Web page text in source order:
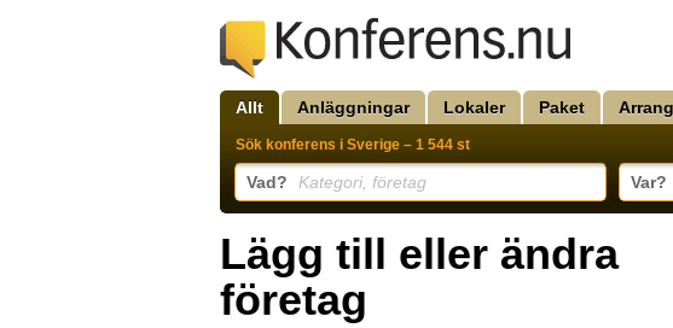
Allt Anläggningar Lokaler Paket
Sök konferens i Sverige – 1 544 st
Vad? Kategori, företag Var?
Lägg till eller ändra
företag